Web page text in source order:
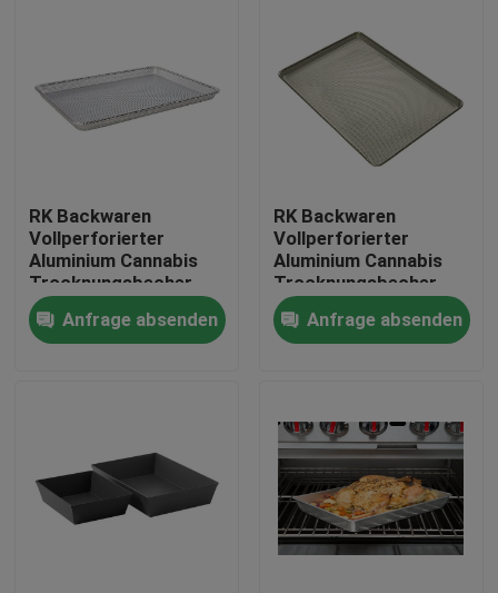
Über uns
RK Backwaren
Vollperforierter
Aluminium Cannabis
Trocknungsbecher
Marihuana
Trocknungsbecher
Unkraut
Anfrage absenden
RK Backwaren
Vollperforierter
Aluminium Cannabis
Trocknungsbecher
Marihuana
Trocknungsbecher
Unkraut
Anfrage absenden